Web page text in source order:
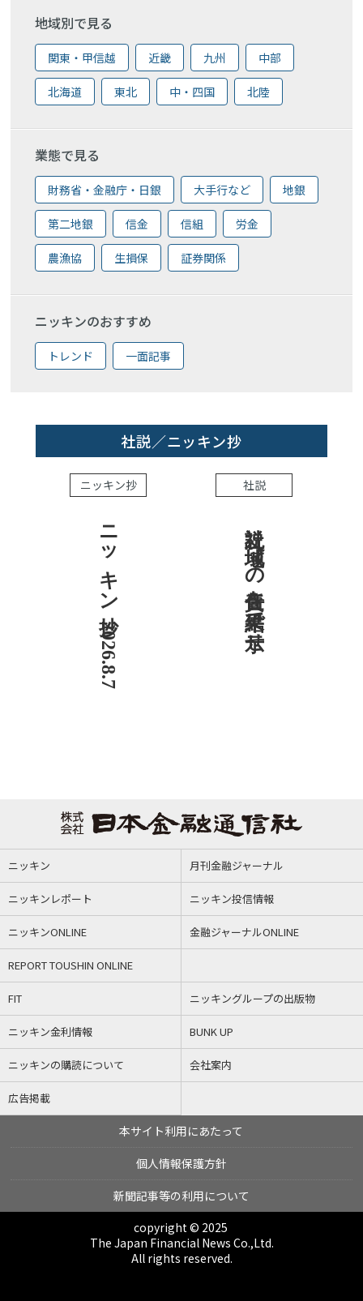
地域別で見る
関東・甲信越 近畿 九州 中部
北海道 東北 中・四国 北陸
業態で見る
財務省・金融庁・日銀 大手行など 地銀
第二地銀 信金 信組 労金
農漁協 生損保 証券関係
ニッキンのおすすめ
トレンド 一面記事
社説／ニッキン抄
ニッキン抄
ニッキン抄 2026.8.7
社説
社説 地域への責任を結果で示せ
ニッキン 月刊金融ジャーナル
ニッキンレポート ニッキン投信情報
ニッキンONLINE 金融ジャーナルONLINE
REPORT TOUSHIN ONLINE
FIT ニッキングループの出版物
ニッキン金利情報 BUNK UP
ニッキンの購読について 会社案内
広告掲載
本サイト利用にあたって
個人情報保護方針
新聞記事等の利用について
copyright © 2025
The Japan Financial News Co.,Ltd.
All rights reserved.